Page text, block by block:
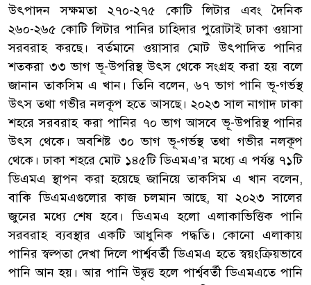
উৎপাদন সক্ষমতা ২৭০-২৭৫ কোটি লিটার এবং দৈনিক
২৬০-২৬৫ কোটি লিটার পানির চাহিদার পুরোটাই ঢাকা ওয়াসা
সরবরাহ করছে। বর্তমানে ওয়াসার মোট উৎপাদিত পানির
শতকরা ৩৩ ভাগ ভূ-উপরিস্থ উৎস থেকে সংগ্রহ করা হয় বলে
জানান তাকসিম এ খান। তিনি বলেন, ৬৭ ভাগ পানি ভূ-গর্ভস্থ
উৎস তথা গভীর নলকূপ হতে আসছে। ২০২৩ সাল নাগাদ ঢাকা
শহরে সরবরাহ করা পানির ৭০ ভাগ আসবে ভূ-উপরিস্থ পানির
উৎস থেকে। অবশিষ্ট ৩০ ভাগ ভূ-গর্ভস্থ তথা গভীর নলকূপ
থেকে। ঢাকা শহরে মোট ১৪৫টি ডিএমএ’র মধ্যে এ পর্যন্ত ৭১টি
ডিএমএ স্থাপন করা হয়েছে জানিয়ে তাকসিম এ খান বলেন,
বাকি ডিএমএগুলোর কাজ চলমান আছে, যা ২০২৩ সালের
জুনের মধ্যে শেষ হবে। ডিএমএ হলো এলাকাভিত্তিক পানি
সরবরাহ ব্যবস্থার একটি আধুনিক পদ্ধতি। কোনো এলাকায়
পানির স্বল্পতা দেখা দিলে পার্শ্ববর্তী ডিএমএ হতে স্বয়ংক্রিয়ভাবে
পানি আন হয়। আর পানি উদ্বৃত্ত হলে পার্শ্ববর্তী ডিএমএতে পানি